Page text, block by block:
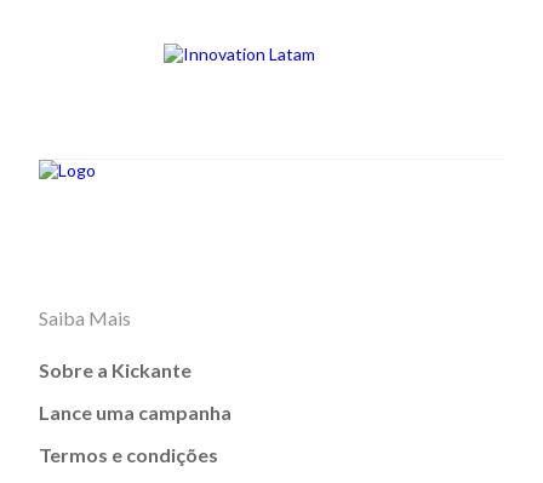
Saiba Mais
Sobre a Kickante
Lance uma campanha
Termos e condições